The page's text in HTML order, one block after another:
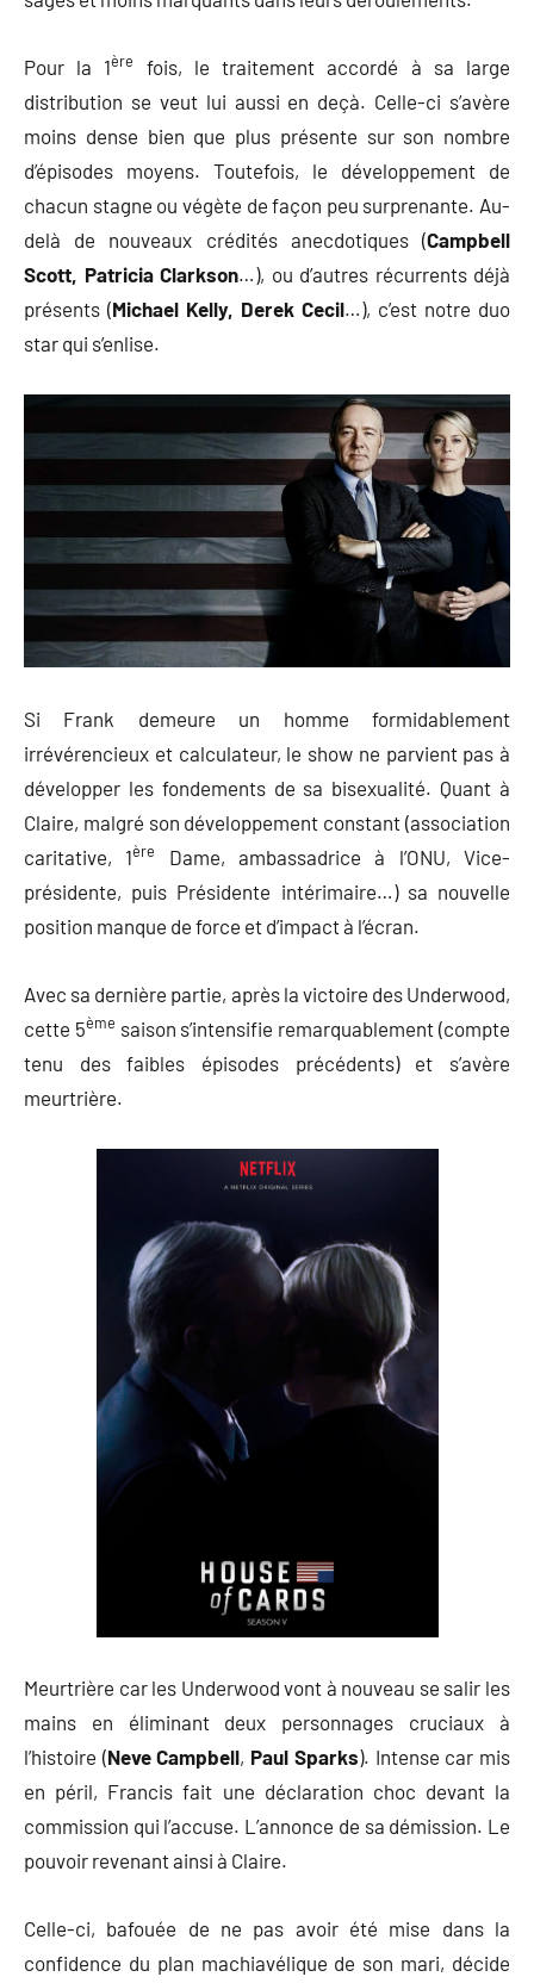
Pour la 1ère
fois, le traitement accordé à sa large
distribution se veut lui aussi en deçà. Celle-ci s’avère
moins dense bien que plus présente sur son nombre
d’épisodes moyens. Toutefois, le développement de
chacun stagne ou végète de façon peu surprenante. Au-
delà de nouveaux crédités anecdotiques (Campbell
Scott, Patricia Clarkson…), ou d’autres récurrents déjà
présents (Michael Kelly, Derek Cecil…), c’est notre duo
star qui s’enlise.
Si Frank demeure un homme formidablement
irrévérencieux et calculateur, le show ne parvient pas à
développer les fondements de sa bisexualité. Quant à
Claire, malgré son développement constant (association
caritative, 1ère
Dame, ambassadrice à l’ONU, Vice-
présidente, puis Présidente intérimaire…) sa nouvelle
position manque de force et d’impact à l’écran.
Avec sa dernière partie, après la victoire des Underwood,
cette 5ème saison s’intensifie remarquablement (compte
tenu des faibles épisodes précédents) et s’avère
meurtrière.
Meurtrière car les Underwood vont à nouveau se salir les
mains en éliminant deux personnages cruciaux à
l’histoire (Neve Campbell, Paul Sparks). Intense car mis
en péril, Francis fait une déclaration choc devant la
commission qui l’accuse. L’annonce de sa démission. Le
pouvoir revenant ainsi à Claire.
Celle-ci, bafouée de ne pas avoir été mise dans la
confidence du plan machiavélique de son mari, décide